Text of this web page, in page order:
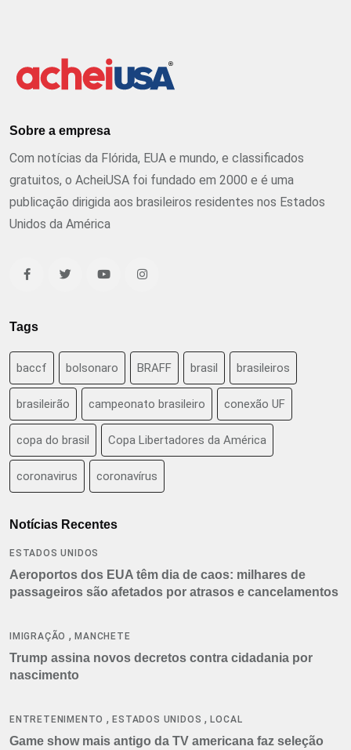
Sobre a empresa
Com notícias da Flórida, EUA e mundo, e classificados
gratuitos, o AcheiUSA foi fundado em 2000 e é uma
publicação dirigida aos brasileiros residentes nos Estados
Unidos da América
Tags
baccf bolsonaro BRAFF brasil brasileiros
brasileirão campeonato brasileiro conexão UF
copa do brasil Copa Libertadores da América
coronavirus coronavírus
Notícias Recentes
ESTADOS UNIDOS
Aeroportos dos EUA têm dia de caos: milhares de
passageiros são afetados por atrasos e cancelamentos
IMIGRAÇÃO ,MANCHETE
Trump assina novos decretos contra cidadania por
nascimento
ENTRETENIMENTO ,ESTADOS UNIDOS ,LOCAL
Game show mais antigo da TV americana faz seleção